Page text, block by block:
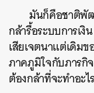
มันก็คือชาติพั
กล้ารื้อระบบการเ
เสียเจตนาแต่เดิม
ภาคภูมิใจกับภารกิ
ต้องกล้าที่จะทำอะ